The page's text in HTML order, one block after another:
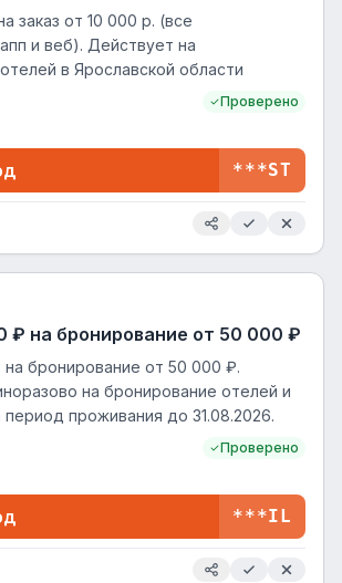
заказ от 10 000 р. (все
и веб). Действует на
в Ярославской области
Проверено
***ST
₽ на бронирование от 50 000 ₽
бронирование от 50 000 ₽.
на бронирование отелей и
период проживания до 31.08.2026.
Проверено
***IL